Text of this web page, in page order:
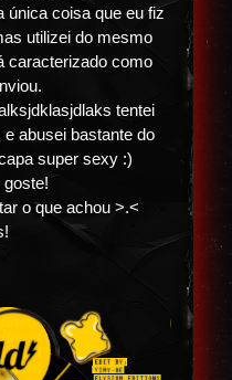
única coisa que eu fiz
utilizei do mesmo
caracterizado como
tentei
abusei bastante do
super sexy :)
goste!
o que achou >.<